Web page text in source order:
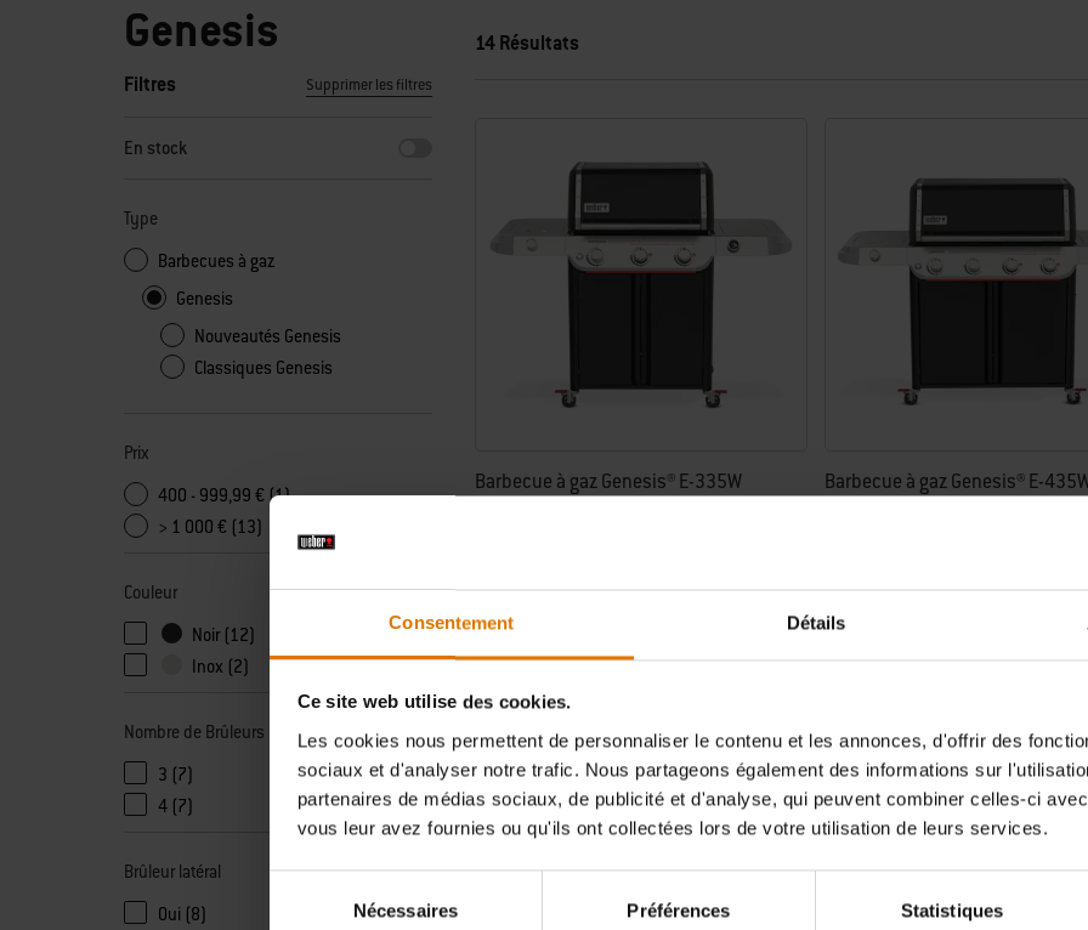
Consentement Détails
Ce site web utilise des cookies.
Les cookies nous permettent de personnaliser le contenu et les annonces, d'offrir des
sociaux et d'analyser notre trafic. Nous partageons également des informations sur
partenaires de médias sociaux, de publicité et d'analyse, qui peuvent combiner celles-ci
vous leur avez fournies ou qu'ils ont collectées lors de votre utilisation de leurs services.
Nécessaires Préférences Statistiques
Genesis
Filtres
En sélectionnant l’un des filtres, la page s'actualise en affichant de nouveaux résultats.
Supprimer les filtres
En stock
Type
Barbecues à gaz
Genesis
Nouveautés Genesis
Classiques Genesis
Prix
400 - 999,99 € (1)
> 1 000 € (13)
Couleur
Noir (12)
Inox (2)
Nombre de Brûleurs
3 (7)
4 (7)
Brûleur latéral
Oui (8)
14 Résultats
Barbecue à gaz Genesis® E-335W
1.399,00 €
TVA incluse
Barbecue à gaz Genesis® E-
1.599,00 €
TVA incluse